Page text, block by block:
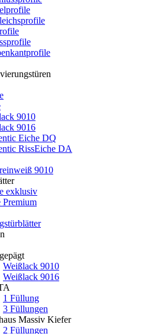
9010
9016
Eiche DQ
RissEiche DA
9010
exklusiv
Premium
Weißlack 9010
Weißlack 9016
1 Füllung
3 Füllungen
Massiv Kiefer
2 Füllungen